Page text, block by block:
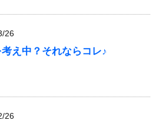
26
え中？それならコレ♪
26